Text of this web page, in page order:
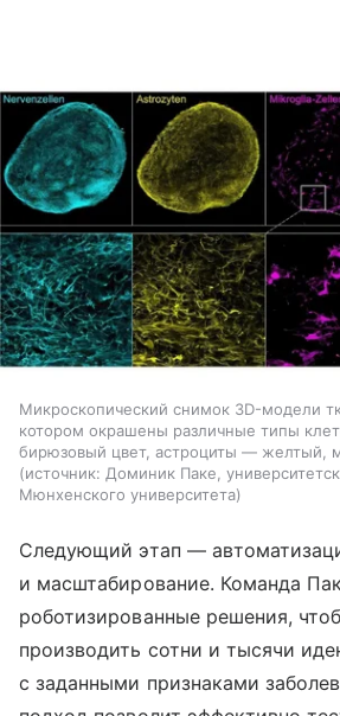
Микроскопический снимок 3D-модели
котором окрашены различные типы
бирюзовый цвет, астроциты — желтый,
источник: Доминик Паке,
Мюнхенского университета
Следующий этап —
и масштабирование. Команда
роботизированные решения,
производить сотни и тысячи
с заданными признаками